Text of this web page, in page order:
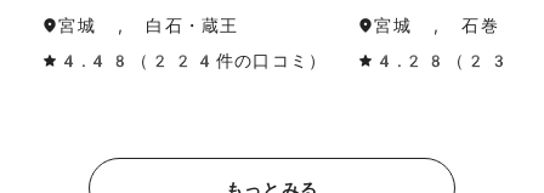
宮城 , 白石・蔵王
4.48（224件の口コミ）
宮城 , 石巻・気
4.28（230件
もっとみる